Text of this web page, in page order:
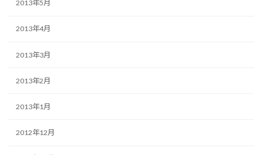
2013年5月
2013年4月
2013年3月
2013年2月
2013年1月
2012年12月